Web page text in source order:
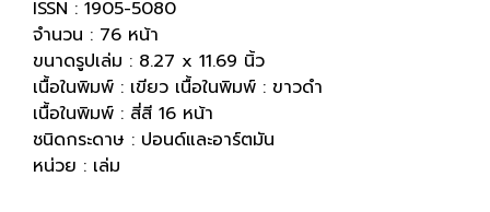
ISSN : 1905-5080
จำนวน : 76 หน้า
ขนาดรูปเล่ม : 8.27 x 11.69 นิ้ว
เนื้อในพิมพ์ : เขียว เนื้อในพิมพ์ : ขาวดำ
เนื้อในพิมพ์ : สี่สี 16 หน้า
ชนิดกระดาษ : ปอนด์และอาร์ตมัน
หน่วย : เล่ม